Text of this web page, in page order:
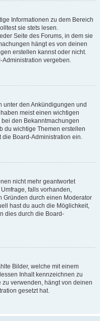
Informationen zu dem Bereich
sie stets lesen.
Seite des Forums, in dem sie
hängt es von deinen
erstellen kannst oder nicht.
Administration vergeben.
unter den Ankündigungen und
meist einen wichtigen
den Bekanntmachungen
du wichtige Themen erstellen
die Board-Administration ein.
nicht mehr geantwortet
falls vorhanden,
Gründen durch einen Moderator
hast du auch die Möglichkeit,
dies durch die Board-
Bilder, welche mit einem
Inhalt kennzeichnen zu
verwenden, hängt von deinen
gesetzt hat.